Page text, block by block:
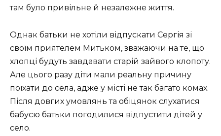
там було привільне й незалежне життя.
Однак батьки не хотіли відпускати Сергія зі
своїм приятелем Митьком, зважаючи на те, що
хлопці будуть завдавати старій зайвого клопоту.
Але цього разу діти мали реальну причину
поїхати до села, адже у місті не так багато комах.
Після довгих умовлянь та обіцянок слухатися
бабусю батьки погодилися відпустити дітей у
село.